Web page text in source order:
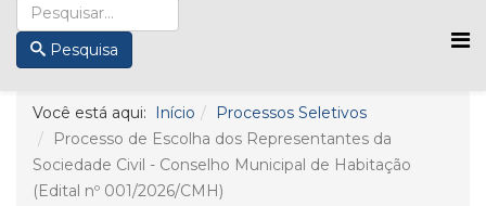
Pesquisa
Você está aqui: Início
Processos Seletivos
Processo de Escolha dos Representantes da
Sociedade Civil - Conselho Municipal de Habitação
(Edital nº 001/2026/CMH)